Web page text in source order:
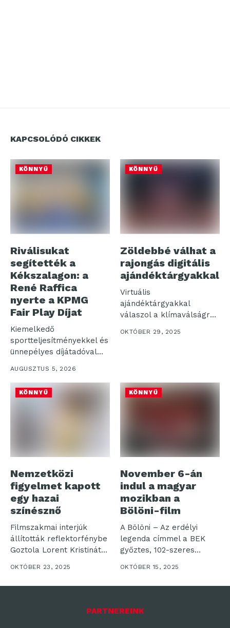
KAPCSOLÓDÓ CIKKEK
KÖNNYŰ
Riválisukat
segítették a
Kékszalagon: a
René Raffica
nyerte a KPMG
Fair Play Díjat
Kiemelkedő
sportteljesítményekkel és
ünnepélyes díjátadóval
Kékszalag Raiffeisen
Nagydíj....
AUGUSZTUS 5, 2026
KÖNNYŰ
Zöldebbé válhat a
rajongás digitális
ajándéktárgyakkal
Virtuális
ajándéktárgyakkal
válaszol a klímaválságra
Virtuális relikviákkal
OKTÓBER 29, 2025
KÖNNYŰ
Nemzetközi
figyelmet kapott
egy hazai
színésznő
Filmszakmai interjúk
állították reflektorfénybe
Goztola Lorent Kristinát
Két rangos – Los
Angeles-i...
OKTÓBER 23, 2025
KÖNNYŰ
November 6-án
indul a magyar
mozikban a
Bölöni-film
A Bölöni – Az erdélyi
legenda címmel a BEK
győztes, 102-szeres
válogatott...
OKTÓBER 15, 2025
PARTNEREINK